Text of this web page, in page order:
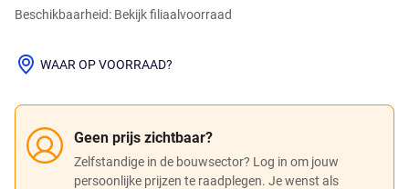
Beschikbaarheid: Bekijk filiaalvoorraad
Geen prijs zichtbaar?
Zelfstandige in de bouwsector? Log in om jouw
persoonlijke prijzen te raadplegen. Je wenst als
WAAR OP VOORRAAD?